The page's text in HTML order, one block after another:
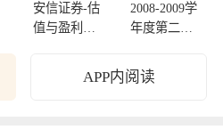
安信证券-估
值与盈利监
2008-2009学
年度第二学
试卷
APP内阅读